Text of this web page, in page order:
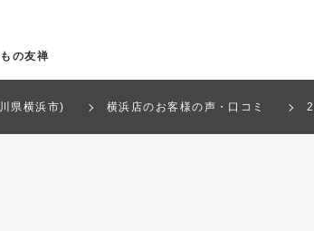
の友禅
県横浜市) 横浜店のお客様の声・口コミ